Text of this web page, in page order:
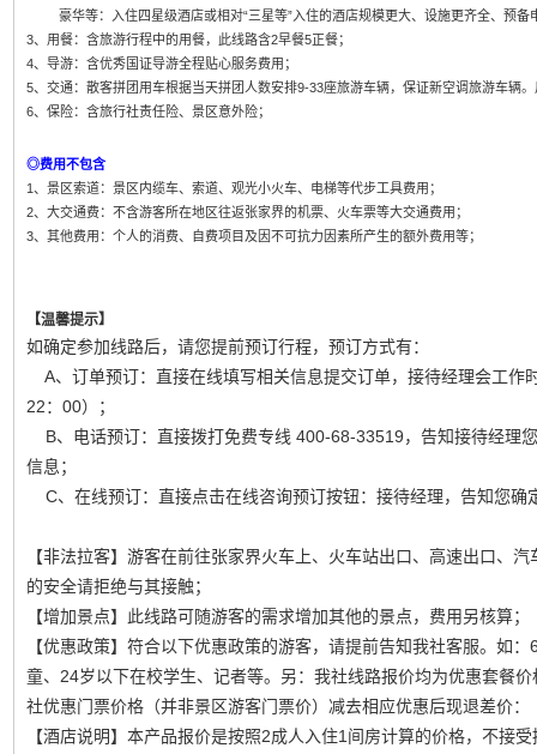
豪华等：入住四星级酒店或相对“三星等”入住的酒店规模更大、设施更齐全、预备
3、用餐：含旅游行程中的用餐，此线路含2早餐5正餐；
4、导游：含优秀国证导游全程贴心服务费用；
5、交通：散客拼团用车根据当天拼团人数安排9-33座旅游车辆，保证新空调旅游车辆
6、保险：含旅行社责任险、景区意外险；
◎费用不包含
1、景区索道：景区内缆车、索道、观光小火车、电梯等代步工具费用；
2、大交通费：不含游客所在地区往返张家界的机票、火车票等大交通费用；
3、其他费用：个人的消费、自费项目及因不可抗力因素所产生的额外费用等；
【温馨提示】
如确定参加线路后，请您提前预订行程，预订方式有：
A、订单预订：直接在线填写相关信息提交订单，接待经理会工作
22：00）；
B、电话预订：直接拨打免费专线 400-68-33519，告知接待经理
信息；
C、在线预订：直接点击在线咨询预订按钮：接待经理，告知您确
【非法拉客】游客在前往张家界火车上、火车站出口、高速出口、
的安全请拒绝与其接触；
【增加景点】此线路可随游客的需求增加其他的景点，费用另核算；
【优惠政策】符合以下优惠政策的游客，请提前告知我社客服。如
童、24岁以下在校学生、记者等。另：我社线路报价均为优惠套餐
社优惠门票价格（并非景区游客门票价）减去相应优惠后现退差价：
【酒店说明】本产品报价是按照2成人入住1间房计算的价格，不接